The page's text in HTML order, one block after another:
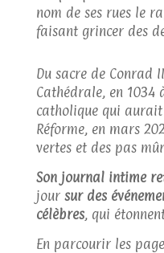
nom de ses rues le
faisant grincer des
Du sacre de Conrad
Cathédrale, en 1034
catholique qui
Réforme, en mars
vertes et des pas
Son journal intime
jour sur des
célèbres, qui
En parcourir les